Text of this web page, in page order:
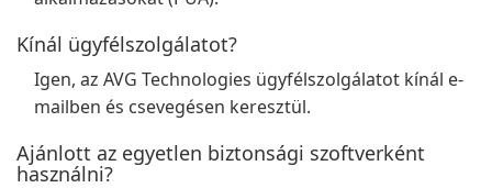
Kínál ügyfélszolgálatot?
Igen, az AVG Technologies ügyfélszolgálatot kínál e-
mailben és csevegésen keresztül.
Ajánlott az egyetlen biztonsági szoftverként
használni?